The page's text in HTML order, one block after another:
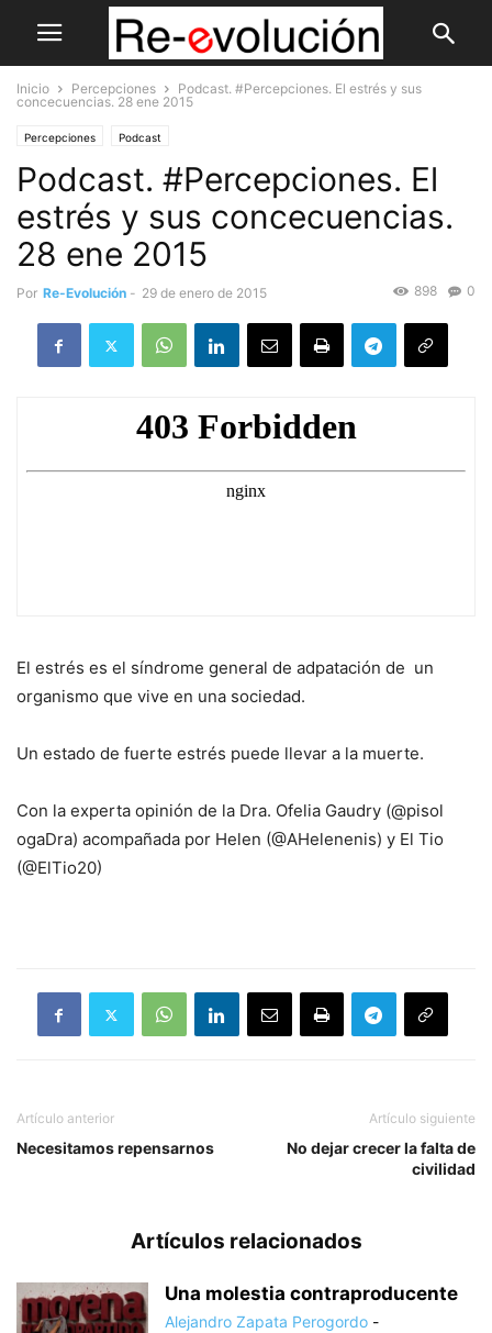
Inicio Percepciones
Podcast. #Percepciones. El estrés y sus
concecuencias. 28 ene 2015
Percepciones Podcast
Podcast. #Percepciones. El
estrés y sus concecuencias.
28 ene 2015
Por Re-Evolución - 29 de enero de 2015 0
898
El estrés es el síndrome general de adpatación de un
organismo que vive en una sociedad.
Un estado de fuerte estrés puede llevar a la muerte.
Con la experta opinión de la Dra. Ofelia Gaudry (@pisol
ogaDra) acompañada por Helen (@AHelenenis) y El Tio
(@ElTio20)
Artículo anterior
Necesitamos repensarnos
Artículo siguiente
No dejar crecer la falta de
civilidad
Artículos relacionados
Una molestia contraproducente
Alejandro Zapata Perogordo -